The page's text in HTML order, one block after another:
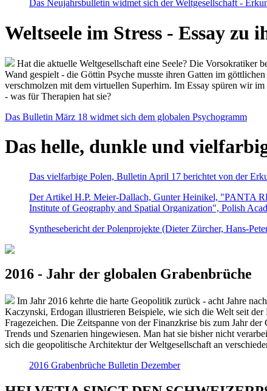
Das Neujahrsbulletin widmet sich der Weltgesellschaft -
Weltseele im Stress - Essay zu
Hat die aktuelle Weltgesellschaft eine Seele? Die Vorsokratiker
Wand gespielt - die Göttin Psyche musste ihren Gatten im
verschmolzen mit dem virtuellen Superhirn. Im Essay spüren wir
- was für Therapien hat sie?
Das Bulletin März 18 widmet sich dem globalen Psychogramm
Das helle, dunkle und
Das vielfarbige Polen, Bulletin April 17 berichtet von der
Der Artikel H.P. Meier-Dallach, Gunter Heinikel, "PANTA
Institute of Geography and Spatial Organization", Polish
Synthesebericht der Polenprojekte (Dieter Zürcher, Hans-
2016 - Jahr der globalen Grabenbrüche
Im Jahr 2016 kehrte die harte Geopolitik zurück - acht Jahre
Kaczynski, Erdogan illustrieren Beispiele, wie sich die Welt seit
Fragezeichen. Die Zeitspanne von der Finanzkrise bis zum Jahr
Trends und Szenarien hingewiesen. Man hat sie bisher nicht
sich die geopolitische Architektur der Weltgesellschaft an
2016 Grabenbrüche Bulletin Dezember